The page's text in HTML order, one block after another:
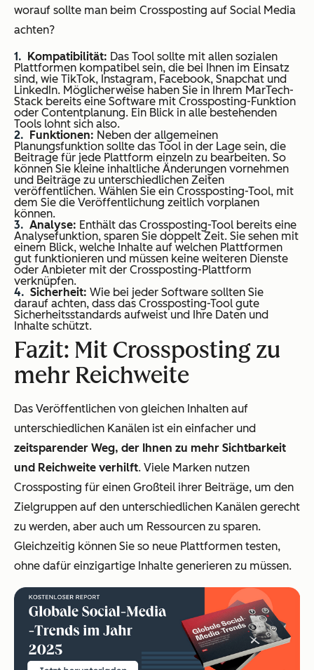
worauf sollte man beim Crossposting auf Social Media
achten?
Kompatibilität: Das Tool sollte mit allen sozialen
Plattformen kompatibel sein, die bei Ihnen im Einsatz
sind, wie TikTok, Instagram, Facebook, Snapchat und
LinkedIn. Möglicherweise haben Sie in Ihrem MarTech-
Stack bereits eine Software mit Crossposting-Funktion
oder Contentplanung. Ein Blick in alle bestehenden
Tools lohnt sich also.
Funktionen: Neben der allgemeinen
Planungsfunktion sollte das Tool in der Lage sein, die
Beitrage für jede Plattform einzeln zu bearbeiten. So
können Sie kleine inhaltliche Änderungen vornehmen
und Beiträge zu unterschiedlichen Zeiten
veröffentlichen. Wählen Sie ein Crossposting-Tool, mit
dem Sie die Veröffentlichung zeitlich vorplanen
können.
Analyse: Enthält das Crossposting-Tool bereits eine
Analysefunktion, sparen Sie doppelt Zeit. Sie sehen mit
einem Blick, welche Inhalte auf welchen Plattformen
gut funktionieren und müssen keine weiteren Dienste
oder Anbieter mit der Crossposting-Plattform
verknüpfen.
Sicherheit: Wie bei jeder Software sollten Sie
darauf achten, dass das Crossposting-Tool gute
Sicherheitsstandards aufweist und Ihre Daten und
Inhalte schützt.
Fazit: Mit Crossposting zu
mehr Reichweite
Das Veröffentlichen von gleichen Inhalten auf
unterschiedlichen Kanälen ist ein einfacher und
zeitsparender Weg, der Ihnen zu mehr Sichtbarkeit
und Reichweite verhilft. Viele Marken nutzen
Crossposting für einen Großteil ihrer Beiträge, um den
Zielgruppen auf den unterschiedlichen Kanälen gerecht
zu werden, aber auch um Ressourcen zu sparen.
Gleichzeitig können Sie so neue Plattformen testen,
ohne dafür einzigartige Inhalte generieren zu müssen.